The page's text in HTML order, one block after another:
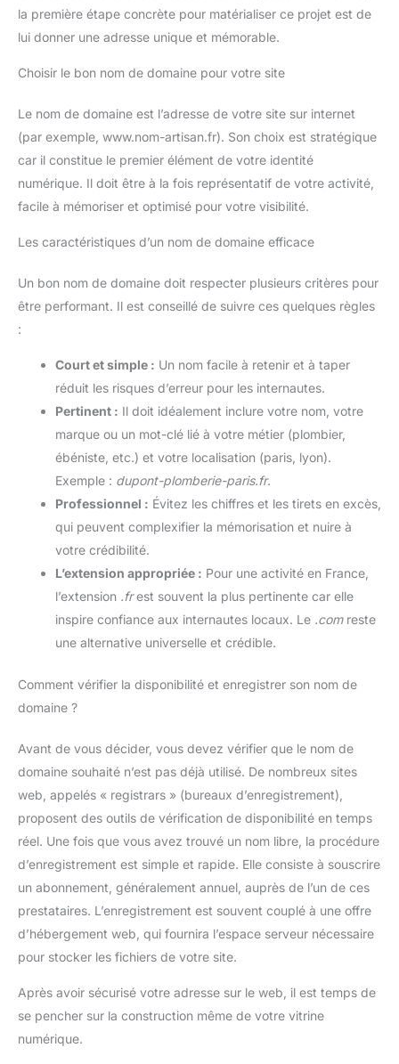
la première étape concrète pour matérialiser ce projet est de
lui donner une adresse unique et mémorable.
Choisir le bon nom de domaine pour votre site
Le nom de domaine est l’adresse de votre site sur internet
(par exemple, www.nom-artisan.fr). Son choix est stratégique
car il constitue le premier élément de votre identité
numérique. Il doit être à la fois représentatif de votre activité,
facile à mémoriser et optimisé pour votre visibilité.
Les caractéristiques d’un nom de domaine efficace
Un bon nom de domaine doit respecter plusieurs critères pour
être performant. Il est conseillé de suivre ces quelques règles
:
Court et simple : Un nom facile à retenir et à taper
réduit les risques d’erreur pour les internautes.
Pertinent : Il doit idéalement inclure votre nom, votre
marque ou un mot-clé lié à votre métier (plombier,
ébéniste, etc.) et votre localisation (paris, lyon).
Exemple : dupont-plomberie-paris.fr.
Professionnel : Évitez les chiffres et les tirets en excès,
qui peuvent complexifier la mémorisation et nuire à
votre crédibilité.
L’extension appropriée : Pour une activité en France,
l’extension .frest souvent la plus pertinente car elle
inspire confiance aux internautes locaux. Le .comreste
une alternative universelle et crédible.
Comment vérifier la disponibilité et enregistrer son nom de
domaine ?
Avant de vous décider, vous devez vérifier que le nom de
domaine souhaité n’est pas déjà utilisé. De nombreux sites
web, appelés « registrars » (bureaux d’enregistrement),
proposent des outils de vérification de disponibilité en temps
réel. Une fois que vous avez trouvé un nom libre, la procédure
d’enregistrement est simple et rapide. Elle consiste à souscrire
un abonnement, généralement annuel, auprès de l’un de ces
prestataires. L’enregistrement est souvent couplé à une offre
d’hébergement web, qui fournira l’espace serveur nécessaire
pour stocker les fichiers de votre site.
Après avoir sécurisé votre adresse sur le web, il est temps de
se pencher sur la construction même de votre vitrine
numérique.